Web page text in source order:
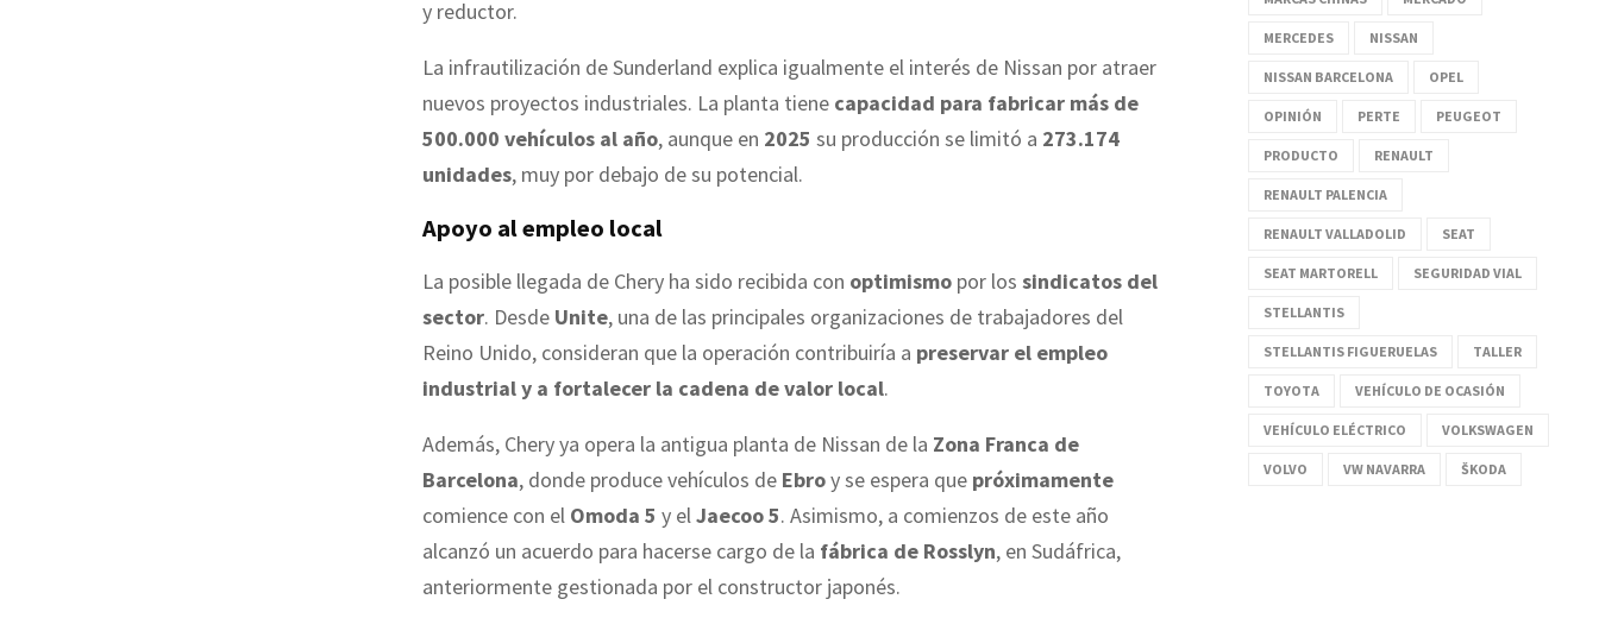
y reductor.
La infrautilización de Sunderland explica igualmente el interés de Nissan por atraer
nuevos proyectos industriales. La planta tiene capacidad para fabricar más de
500.000 vehículos al año, aunque en 2025 su producción se limitó a 273.174
unidades, muy por debajo de su potencial.
Apoyo al empleo local
La posible llegada de Chery ha sido recibida con optimismo por los sindicatos del
sector. Desde Unite, una de las principales organizaciones de trabajadores del
Reino Unido, consideran que la operación contribuiría a preservar el empleo
industrial y a fortalecer la cadena de valor local.
Además, Chery ya opera la antigua planta de Nissan de la Zona Franca de
Barcelona, donde produce vehículos de Ebroy se espera que próximamente
comience con el Omoda 5 y elJaecoo 5. Asimismo, a comienzos de este año
alcanzó un acuerdo para hacerse cargo de la fábrica de Rosslyn, en Sudáfrica,
anteriormente gestionada por el constructor japonés.
MERCEDES NISSAN
NISSAN BARCELONA OPEL
OPINIÓN PERTE PEUGEOT
PRODUCTO RENAULT
RENAULT PALENCIA
RENAULT VALLADOLID SEAT
SEAT MARTORELL SEGURIDAD VIAL
STELLANTIS
STELLANTIS FIGUERUELAS TALLER
TOYOTA VEHÍCULO DE OCASIÓN
VEHÍCULO ELÉCTRICO VOLKSWAGEN
VOLVO VW NAVARRA ŠKODA